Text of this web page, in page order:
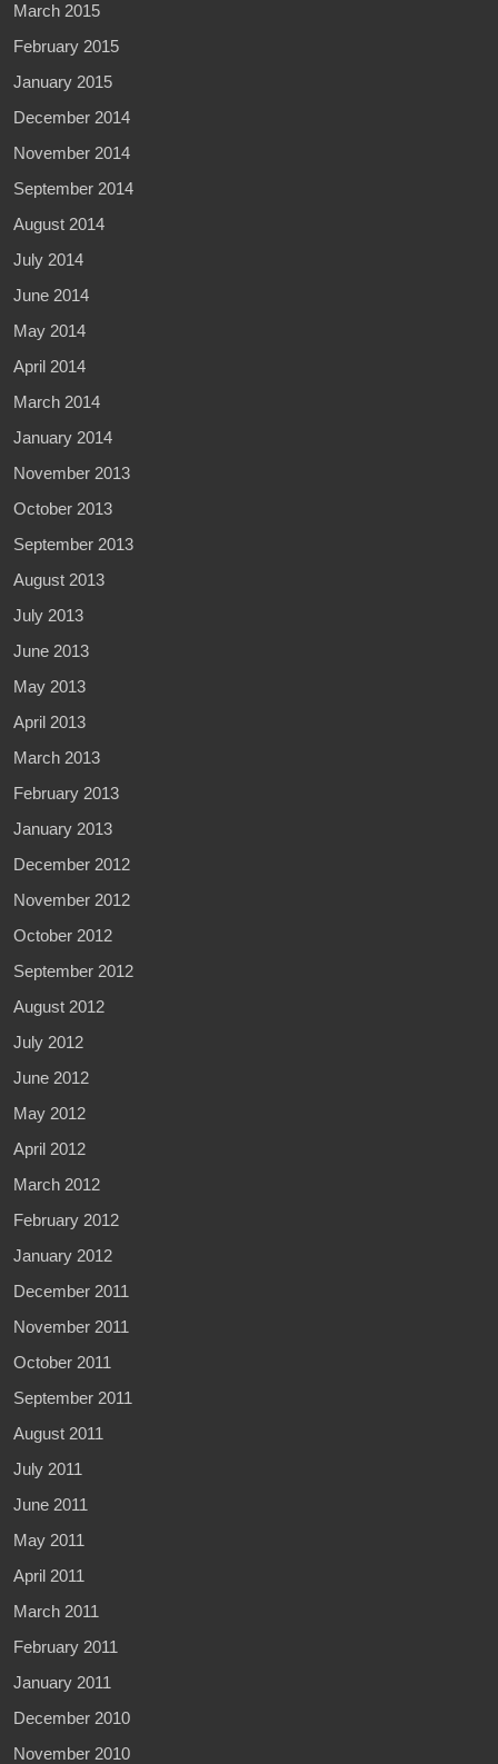
March 2015
February 2015
January 2015
December 2014
November 2014
September 2014
August 2014
July 2014
June 2014
May 2014
April 2014
March 2014
January 2014
November 2013
October 2013
September 2013
August 2013
July 2013
June 2013
May 2013
April 2013
March 2013
February 2013
January 2013
December 2012
November 2012
October 2012
September 2012
August 2012
July 2012
June 2012
May 2012
April 2012
March 2012
February 2012
January 2012
December 2011
November 2011
October 2011
September 2011
August 2011
July 2011
June 2011
May 2011
April 2011
March 2011
February 2011
January 2011
December 2010
November 2010